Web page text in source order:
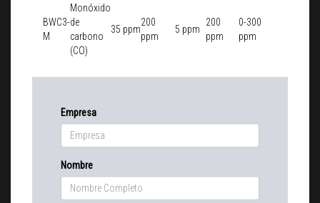
BWC3-
M
Monóxido
de
carbono
(CO)
35 ppm
200
ppm
5 ppm
200
ppm
0-300
ppm
Empresa
Nombre